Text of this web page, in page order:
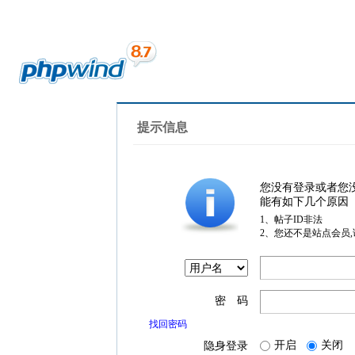
提示信息
您没有登录或者您
能有如下几个原因
1、帖子ID非法
2、您还不是站点会员
密 码
找回密码
隐身登录 开启 关闭